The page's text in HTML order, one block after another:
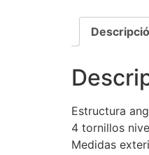
Estructura
4 tornillos
Medidas